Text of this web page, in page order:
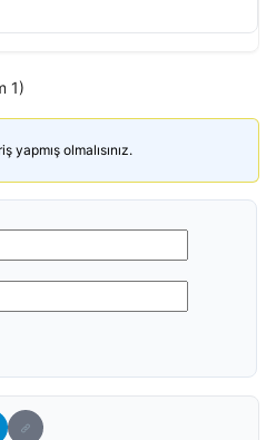
1)
yapmış olmalısınız.